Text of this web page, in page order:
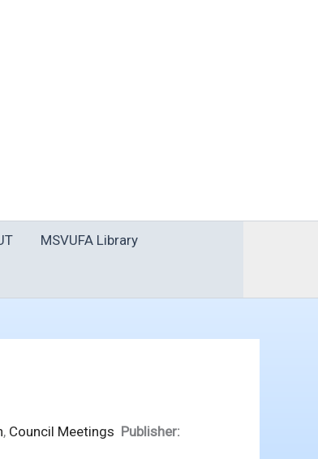
MSVUFA Library
, Council Meetings Publisher: